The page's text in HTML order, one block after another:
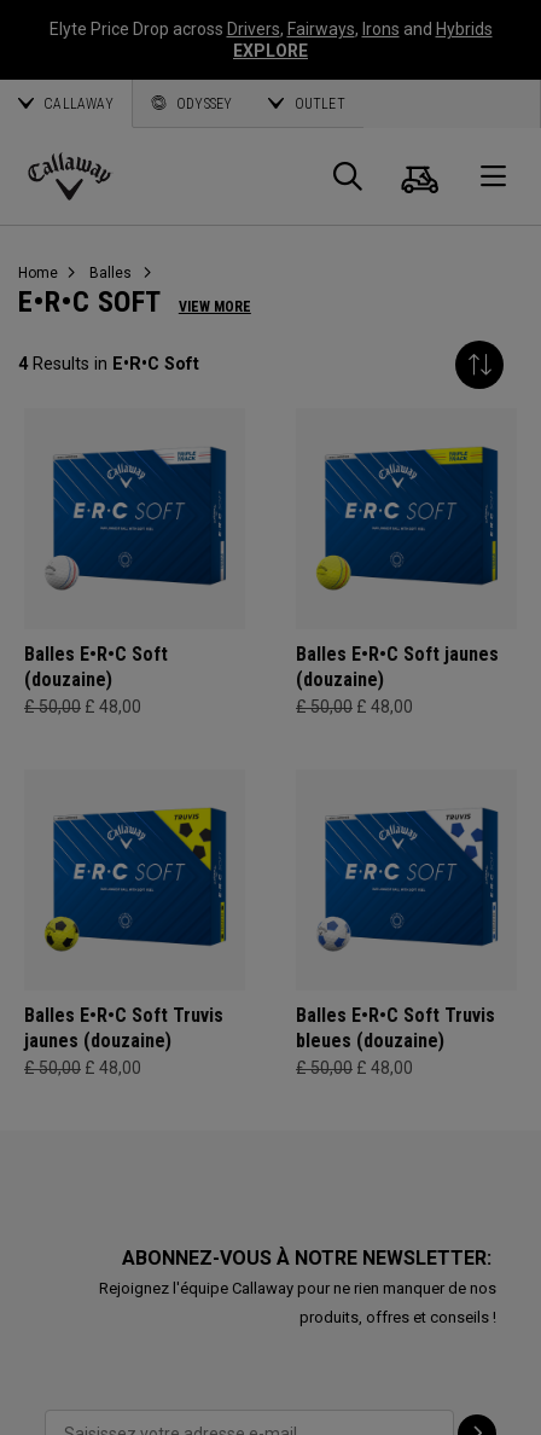
Elyte Price Drop across Drivers, Fairways, Irons and Hybrids
EXPLORE
CALLAWAY ODYSSEY OUTLET
Callaway
Panier
Home Balles
E•R•C SOFT VIEW MORE
4Results in E•R•C Soft
Balles E•R•C Soft
(douzaine)
£ 50,00 £ 48,00
Balles E•R•C Soft jaunes
(douzaine)
£ 50,00 £ 48,00
Balles E•R•C Soft Truvis
jaunes (douzaine)
£ 50,00 £ 48,00
Balles E•R•C Soft Truvis
bleues (douzaine)
£ 50,00 £ 48,00
ABONNEZ-VOUS À NOTRE NEWSLETTER:
Rejoignez l'équipe Callaway pour ne rien manquer de nos
produits, offres et conseils !